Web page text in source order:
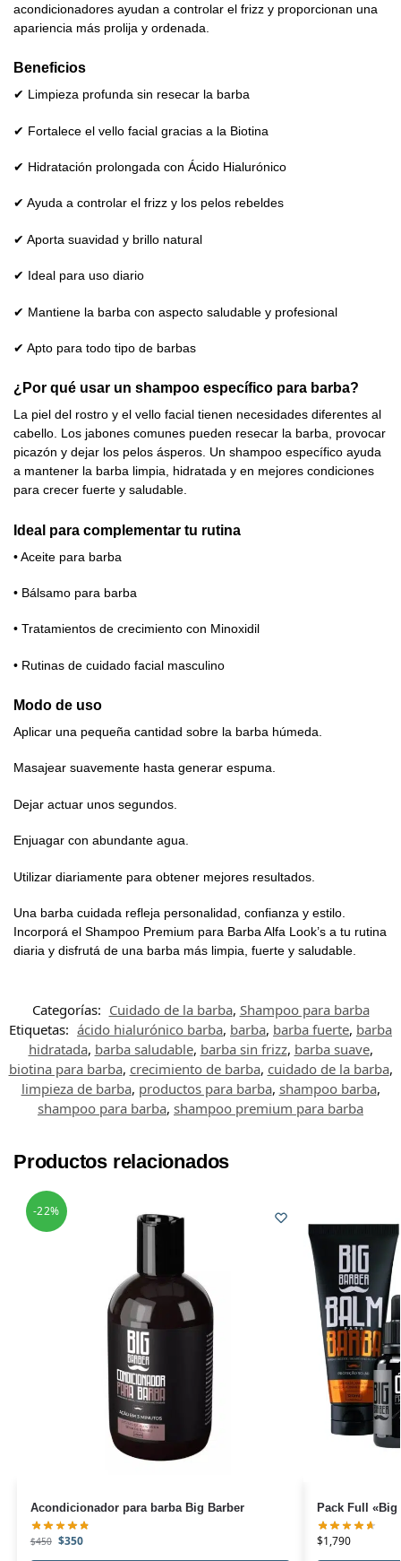
acondicionadores ayudan a controlar el frizz y proporcionan una
apariencia más prolija y ordenada.
Beneficios
✔ Limpieza profunda sin resecar la barba
✔ Fortalece el vello facial gracias a la Biotina
✔ Hidratación prolongada con Ácido Hialurónico
✔ Ayuda a controlar el frizz y los pelos rebeldes
✔ Aporta suavidad y brillo natural
✔ Ideal para uso diario
✔ Mantiene la barba con aspecto saludable y profesional
✔ Apto para todo tipo de barbas
¿Por qué usar un shampoo específico para barba?
La piel del rostro y el vello facial tienen necesidades diferentes al
cabello. Los jabones comunes pueden resecar la barba, provocar
picazón y dejar los pelos ásperos. Un shampoo específico ayuda
a mantener la barba limpia, hidratada y en mejores condiciones
para crecer fuerte y saludable.
Ideal para complementar tu rutina
• Aceite para barba
• Bálsamo para barba
• Tratamientos de crecimiento con Minoxidil
• Rutinas de cuidado facial masculino
Modo de uso
Aplicar una pequeña cantidad sobre la barba húmeda.
Masajear suavemente hasta generar espuma.
Dejar actuar unos segundos.
Enjuagar con abundante agua.
Utilizar diariamente para obtener mejores resultados.
Una barba cuidada refleja personalidad, confianza y estilo.
Incorporá el Shampoo Premium para Barba Alfa Look’s a tu rutina
diaria y disfrutá de una barba más limpia, fuerte y saludable.
Categorías: Cuidado de la barba, Shampoo para barba
Etiquetas: ácido hialurónico barba, barba, barba fuerte, barba
hidratada, barba saludable, barba sin frizz, barba suave,
biotina para barba, crecimiento de barba, cuidado de la barba,
limpieza de barba, productos para barba, shampoo barba,
shampoo para barba, shampoo premium para barba
Productos relacionados
-22%
Acondicionador para barba Big Barber
$450 $350
Pack Full «Big
$1,790